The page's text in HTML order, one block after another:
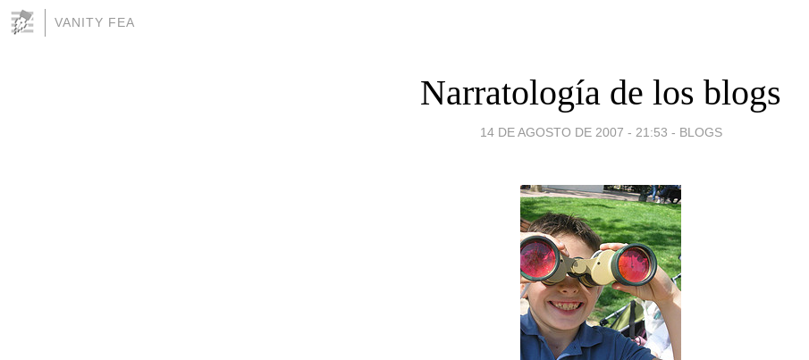
VANITY FEA
Narratología de los blogs
14 DE AGOSTO DE 2007 - 21:53 - BLOGS